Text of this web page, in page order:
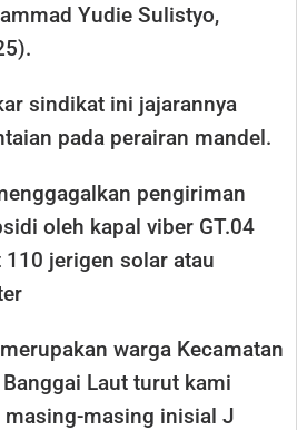
Yudie Sulistyo,
sindikat ini jajarannya
pada perairan mandel.
pengiriman
oleh kapal viber GT.04
jerigen solar atau
warga Kecamatan
Laut turut kami
masing-masing inisial J